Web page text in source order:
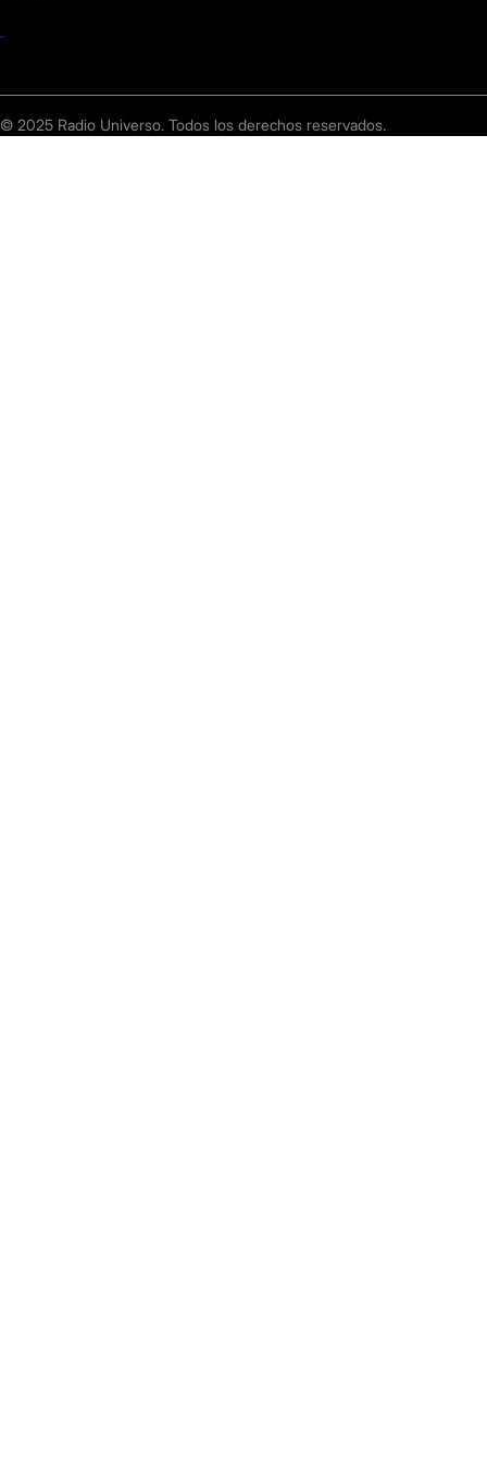
© 2025 Radio Universo. Todos los derechos reservados.